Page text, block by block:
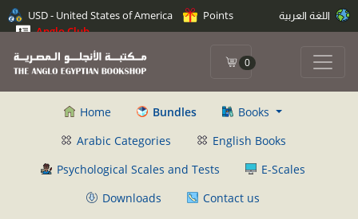
USD - United States of America
Points
Anglo Club
0
Home Bundles
Books
Arabic Categories
English Books
Psychological Scales and Tests
E-Scales
Downloads
Contact us